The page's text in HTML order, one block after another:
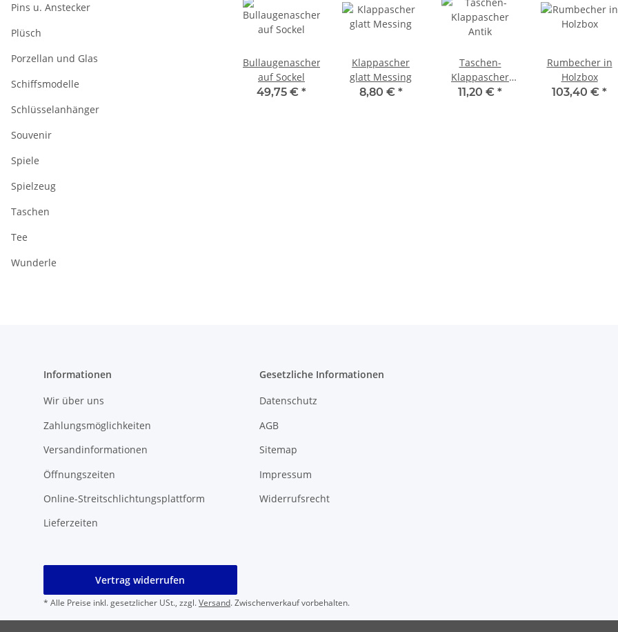
Bullaugenascher
auf Sockel
49,75 € *
Klappascher
glatt Messing
8,80 € *
Taschen-
Klappascher
Antik
11,20 € *
Rumbecher in
Holzbox
103,40 € *
Pins u. Anstecker
Plüsch
Porzellan und Glas
Schiffsmodelle
Schlüsselanhänger
Souvenir
Spiele
Spielzeug
Taschen
Tee
Wunderle
Informationen
Wir über uns
Zahlungsmöglichkeiten
Versandinformationen
Öffnungszeiten
Online-Streitschlichtungsplattform
Lieferzeiten
Gesetzliche Informationen
Datenschutz
AGB
Sitemap
Impressum
Widerrufsrecht
Vertrag widerrufen
* Alle Preise inkl. gesetzlicher USt., zzgl.Versand. Zwischenverkauf vorbehalten.